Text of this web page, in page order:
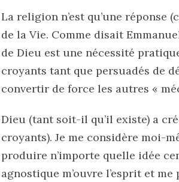
La religion n’est qu’une réponse
de la Vie. Comme disait
de Dieu est une nécessité
croyants tant que persuadés de
convertir de force les autres «
Dieu (tant soit-il qu’il existe) a
croyants). Je me considère moi-
produire n’importe quelle idée
agnostique m’ouvre l’esprit et